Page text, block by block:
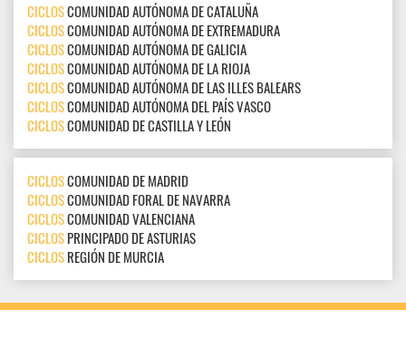
CICLOSCOMUNIDAD AUTÓNOMA DE CATALUÑA
CICLOSCOMUNIDAD AUTÓNOMA DE EXTREMADURA
CICLOSCOMUNIDAD AUTÓNOMA DE GALICIA
CICLOSCOMUNIDAD AUTÓNOMA DE LA RIOJA
CICLOSCOMUNIDAD AUTÓNOMA DE LAS ILLES BALEARS
CICLOSCOMUNIDAD AUTÓNOMA DEL PAÍS VASCO
CICLOSCOMUNIDAD DE CASTILLA Y LEÓN
CICLOSCOMUNIDAD DE MADRID
CICLOSCOMUNIDAD FORAL DE NAVARRA
CICLOSCOMUNIDAD VALENCIANA
CICLOSPRINCIPADO DE ASTURIAS
CICLOSREGIÓN DE MURCIA